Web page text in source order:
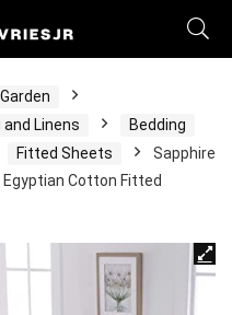
and Linens
Bedding
Fitted Sheets
Sapphire
Cotton Fitted